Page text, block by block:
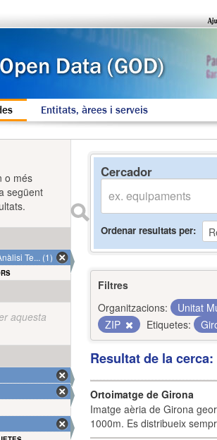
Entitats, àrees i serveis
Cercador
Ordenar resultats per
Filtres
Organitzacions:
Unitat
ZIP
Etiquetes:
Resultat de la
Ortoimatge de Girona
Imatge aèria de Girona
1000m. Es distribueix
o més
següent
Te... (1)
aquesta